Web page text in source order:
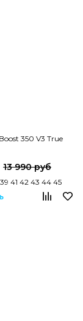
350 V3 True
13 990 руб
41 42 43 44 45